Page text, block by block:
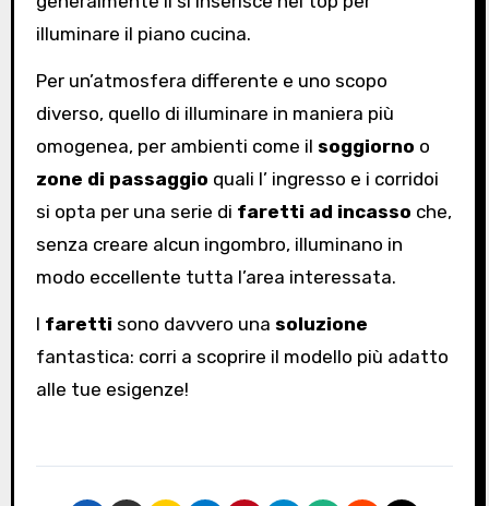
illuminare il piano cucina.
Per un’atmosfera differente e uno scopo
diverso, quello di illuminare in maniera più
omogenea, per ambienti come il soggiorno o
zone di passaggio quali l’ ingresso e i corridoi
si opta per una serie di faretti ad incasso che,
senza creare alcun ingombro, illuminano in
modo eccellente tutta l’area interessata.
I faretti sono davvero una soluzione
fantastica: corri a scoprire il modello più adatto
alle tue esigenze!